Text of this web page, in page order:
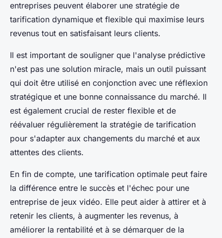
entreprises peuvent élaborer une stratégie de
tarification dynamique et flexible qui maximise leurs
revenus tout en satisfaisant leurs clients.
Il est important de souligner que l'analyse prédictive
n'est pas une solution miracle, mais un outil puissant
qui doit être utilisé en conjonction avec une réflexion
stratégique et une bonne connaissance du marché. Il
est également crucial de rester flexible et de
réévaluer régulièrement la stratégie de tarification
pour s'adapter aux changements du marché et aux
attentes des clients.
En fin de compte, une tarification optimale peut faire
la différence entre le succès et l'échec pour une
entreprise de jeux vidéo. Elle peut aider à attirer et à
retenir les clients, à augmenter les revenus, à
améliorer la rentabilité et à se démarquer de la